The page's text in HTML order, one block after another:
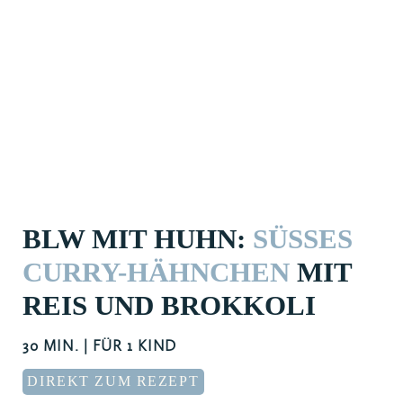
BLW MIT HUHN: SÜSSES C
URRY-HÄHNCHEN
MIT
REIS UND BROKKOLI
30 MIN. | FÜR 1 KIND
DIREKT ZUM REZEPT